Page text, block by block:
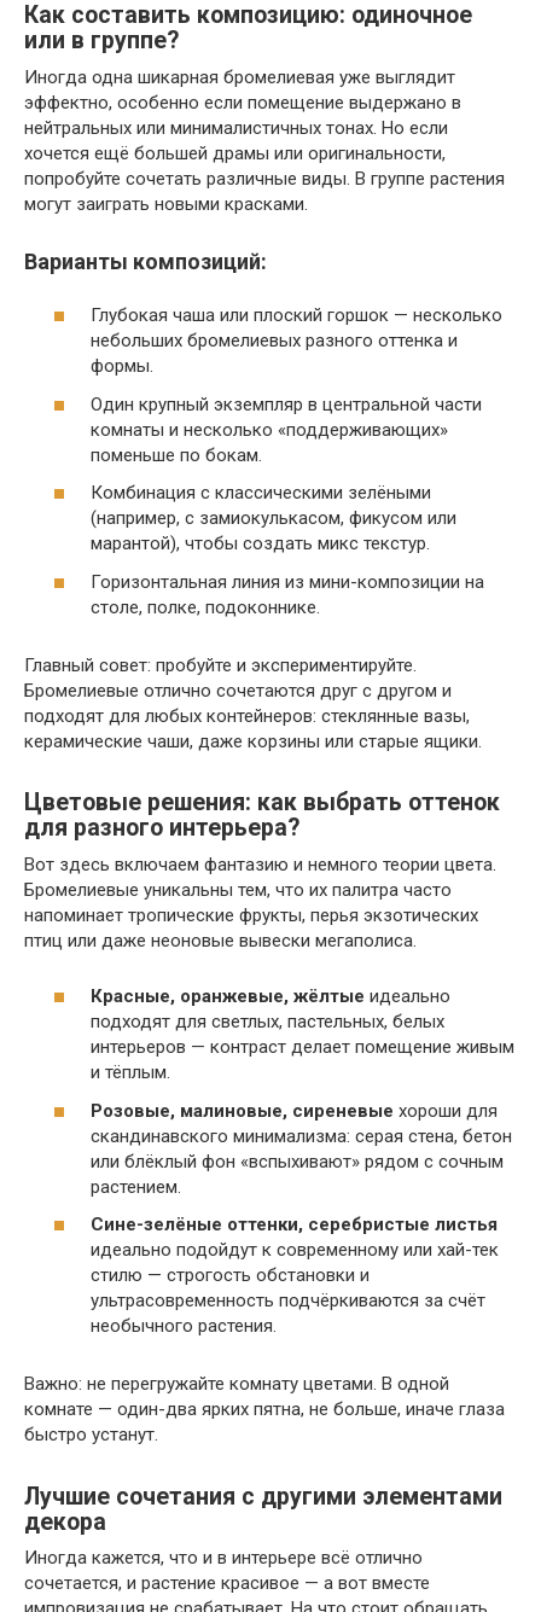
Как составить композицию: одиночное
или в группе?
Иногда одна шикарная бромелиевая уже выглядит
эффектно, особенно если помещение выдержано в
нейтральных или минималистичных тонах. Но если
хочется ещё большей драмы или оригинальности,
попробуйте сочетать различные виды. В группе растения
могут заиграть новыми красками.
Варианты композиций:
Глубокая чаша или плоский горшок — несколько
небольших бромелиевых разного оттенка и
формы.
Один крупный экземпляр в центральной части
комнаты и несколько «поддерживающих»
поменьше по бокам.
Комбинация с классическими зелёными
(например, с замиокулькасом, фикусом или
марантой), чтобы создать микс текстур.
Горизонтальная линия из мини-композиции на
столе, полке, подоконнике.
Главный совет: пробуйте и экспериментируйте.
Бромелиевые отлично сочетаются друг с другом и
подходят для любых контейнеров: стеклянные вазы,
керамические чаши, даже корзины или старые ящики.
Цветовые решения: как выбрать оттенок
для разного интерьера?
Вот здесь включаем фантазию и немного теории цвета.
Бромелиевые уникальны тем, что их палитра часто
напоминает тропические фрукты, перья экзотических
птиц или даже неоновые вывески мегаполиса.
Красные, оранжевые, жёлтые идеально
подходят для светлых, пастельных, белых
интерьеров — контраст делает помещение живым
и тёплым.
Розовые, малиновые, сиреневые хороши для
скандинавского минимализма: серая стена, бетон
или блёклый фон «вспыхивают» рядом с сочным
растением.
Сине-зелёные оттенки, серебристые листья
идеально подойдут к современному или хай-тек
стилю — строгость обстановки и
ультрасовременность подчёркиваются за счёт
необычного растения.
Важно: не перегружайте комнату цветами. В одной
комнате — один-два ярких пятна, не больше, иначе глаза
быстро устанут.
Лучшие сочетания с другими элементами
декора
Иногда кажется, что и в интерьере всё отлично
сочетается, и растение красивое — а вот вместе